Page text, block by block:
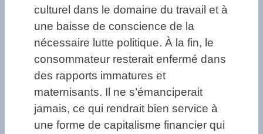
culturel dans le domaine du travail et à
une baisse de conscience de la
nécessaire lutte politique. À la fin, le
consommateur resterait enfermé dans
des rapports immatures et
maternisants. Il ne s’émanciperait
jamais, ce qui rendrait bien service à
une forme de capitalisme financier qui